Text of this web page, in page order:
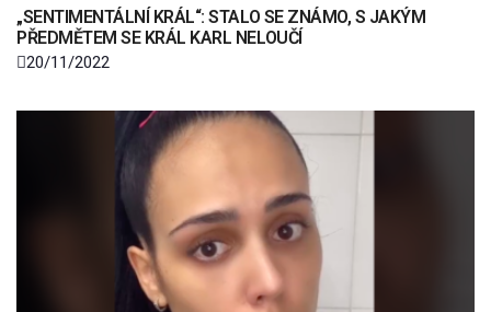
„SENTIMENTÁLNÍ KRÁL“: STALO SE ZNÁMO, S JAKÝM
PŘEDMĚTEM SE KRÁL KARL NELOUČÍ
20/11/2022